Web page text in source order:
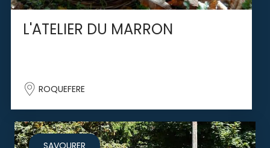
L'ATELIER DU MARRON
ROQUEFERE
SAVOURER